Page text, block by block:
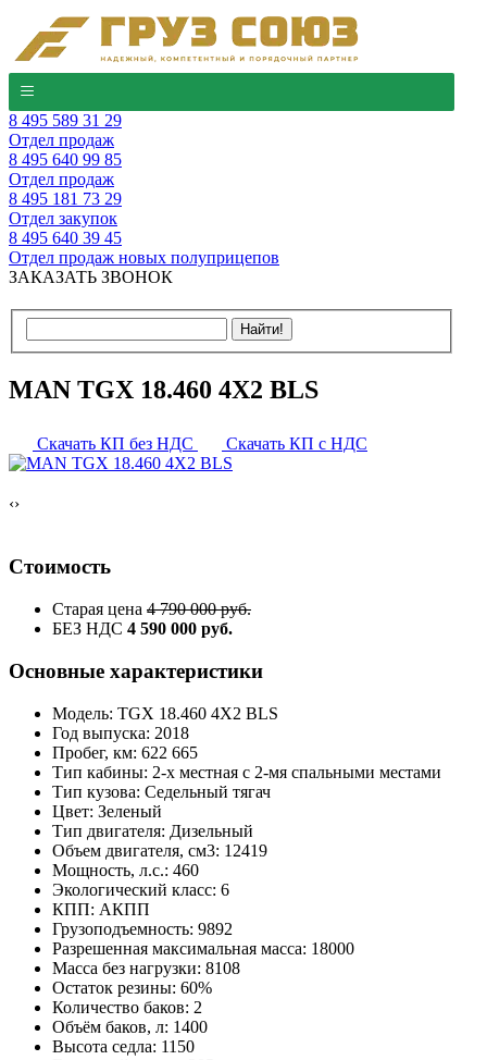
8 495 589 31 29
Отдел продаж
8 495 640 99 85
Отдел продаж
8 495 181 73 29
Отдел закупок
8 495 640 39 45
Отдел продаж новых полуприцепов
ЗАКАЗАТЬ ЗВОНОК
MAN TGX 18.460 4Х2 BLS
Скачать КП без НДС Скачать КП с НДС
‹›
Стоимость
Старая цена 4 790 000 руб.
БЕЗ НДС 4 590 000 руб.
Основные характеристики
Модель: TGX 18.460 4Х2 BLS
Год выпуска: 2018
Пробег, км: 622 665
Тип кабины: 2-х местная с 2-мя спальными местами
Тип кузова: Седельный тягач
Цвет: Зеленый
Тип двигателя: Дизельный
Объем двигателя, см3: 12419
Мощность, л.с.: 460
Экологический класс: 6
КПП: АКПП
Грузоподъемность: 9892
Разрешенная максимальная масса: 18000
Масса без нагрузки: 8108
Остаток резины: 60%
Количество баков: 2
Объём баков, л: 1400
Высота седла: 1150